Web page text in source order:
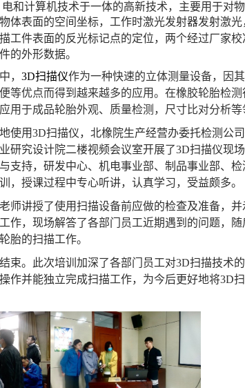
和计算机技术于一体的高新技术，主要用于对
体表面的空间坐标，工作时激光发射器发射激光
工件表面的反光标记点的定位， 两个经过厂家
的外形数据。
， 3D扫描仪作为一种快速的立体测量设备，因
等优点而得到越来越多的应用。在橡胶轮胎检
用于成品轮胎外观、质量检测，尺寸比对分析等
使用3D扫描仪，北橡院生产经营办委托检测公司
研究设计院二楼视频会议室开展了3D扫描仪现
支持，研发中心、机电事业部、制品事业部、
，授课过程中专心听讲，认真学习，受益颇多。
师讲授了使用扫描设备前应做的检查及准备，
作，现场解答了各部门员工近期遇到的问题，随
胎的扫描工作。
束。此次培训加深了各部门员工对3D扫描技术
作并能独立完成扫描工作，为今后更好地将3D